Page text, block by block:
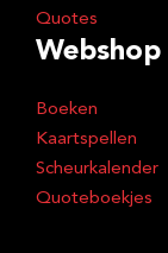
Quotes
Webshop
Boeken
Kaartspellen
Scheurkalender
Quoteboekjes